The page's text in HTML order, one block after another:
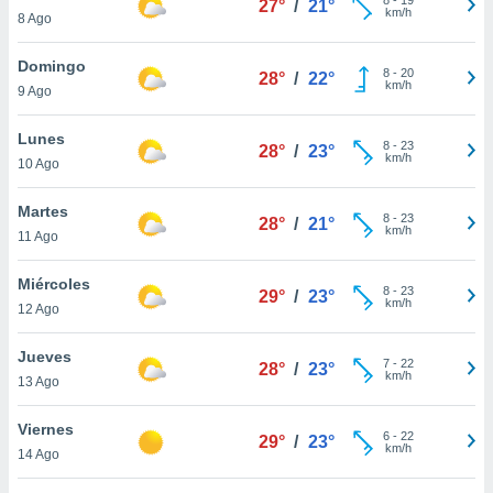
más
nuestra
y
de
disponible
cookies
aceptar
8 Ago
27° / 21°
km/h
Domingo
9 Ago
28° / 22° 8- 20
km/h
Lunes
10 Ago
28° / 23° 8- 23
km/h
Martes
11 Ago
28° / 21° 8- 23
km/h
Miércoles
12 Ago
29° / 23° 8- 23
km/h
Jueves
13 Ago
28° / 23° 7- 22
km/h
Viernes
14 Ago
29° / 23° 6- 22
km/h